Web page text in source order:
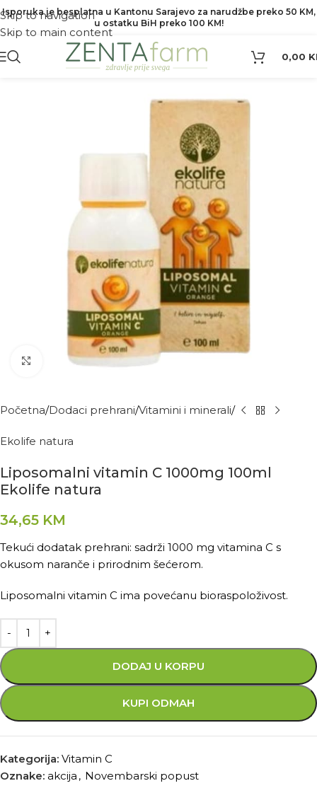
Skip to navigation
Skip to main content
Isporuka je besplatna u Kantonu Sarajevo za narudžbe preko 50 KM,
u ostatku BiH preko 100 KM!
0,00
Kliknite za povećanje
Početna Dodaci prehrani Vitamini i minerali
Ekolife natura
Liposomalni vitamin C 1000mg 100ml
Ekolife natura
34,65 KM
Tekući dodatak prehrani: sadrži 1000 mg vitamina C s
okusom naranče i prirodnim šećerom.
Liposomalni vitamin C ima povećanu bioraspoloživost.
DODAJ U KORPU
KUPI ODMAH
Kategorija: Vitamin C
Oznake: akcija , Novembarski popust